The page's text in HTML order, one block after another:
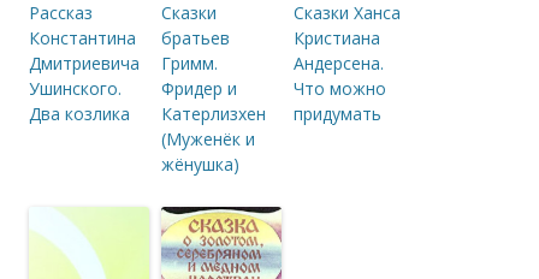
Рассказ
Константина
Дмитриевича
Ушинского.
Два козлика
Сказки
братьев
Гримм.
Фридер и
Катерлизхен
(Муженёк и
жёнушка)
Сказки Ханса
Кристиана
Андерсена.
Что можно
придумать